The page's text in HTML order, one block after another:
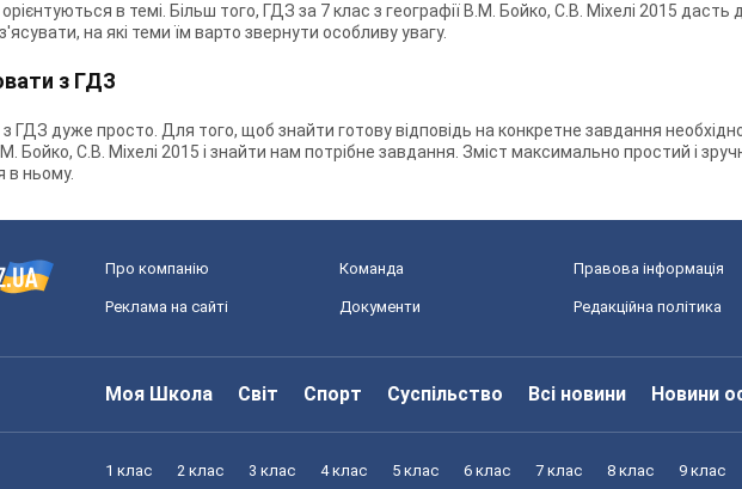
в темі. Більш того, ГДЗ за 7 клас з географії В.М. Бойко, С.В. Міхелі 2015
з'ясувати, на які теми їм варто звернути особливу увагу.
з ГДЗ
ГДЗ дуже просто. Для того, щоб знайти готову відповідь на конкретне завдання
Бойко, С.В. Міхелі 2015 і знайти нам потрібне завдання. Зміст максимально простий і
в ньому.
Про компанію Команда Правова інформація
Реклама на сайті Документи Редакційна політика
Моя Школа Світ Спорт Суспільство Всі новини Новини
1 клас 2 клас 3 клас 4 клас 5 клас 6 клас 7 клас 8 клас 9 клас